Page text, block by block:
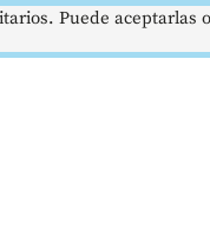
Puede aceptarlas